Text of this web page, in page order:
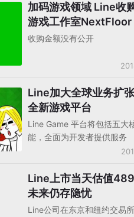
加码游戏领域 Line收
游戏工作室NextFloor
收购金额没有公开
Line加大全球业务扩张 推出
全新游戏平台
Line Game 平台将包括五大
能，全面为开发者提供服务
Line上市当天估值
未来仍存隐忧
Line公司在东京和纽约交易